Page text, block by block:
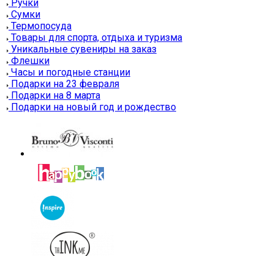
Ручки
Сумки
Термопосуда
Товары для спорта, отдыха и туризма
Уникальные сувениры на заказ
Флешки
Часы и погодные станции
Подарки на 23 февраля
Подарки на 8 марта
Подарки на новый год и рождество